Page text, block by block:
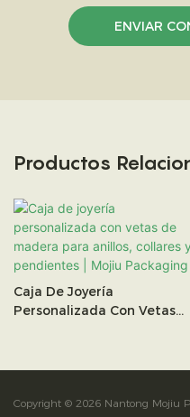
ENVIAR
Productos
Caja De Joyería
Personalizada Con Vetas
Mojiu Packaging
Copyright © 2026 Nantong Mojiu